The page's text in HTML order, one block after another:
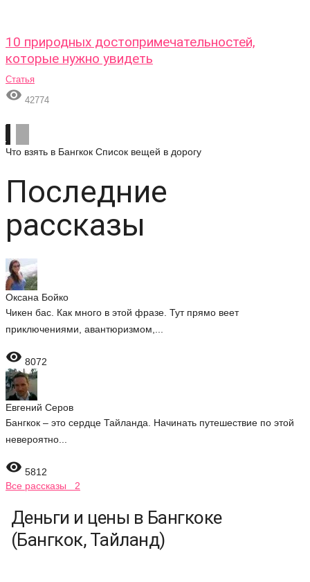
10 природных достопримечательностей,
которые нужно увидеть
Статья
 42774
Что взять в Бангкок Список вещей в дорогу
Последние
рассказы
Оксана Бойко
Чикен бас. Как много в этой фразе. Тут прямо веет
приключениями, авантюризмом,...
 8072
Евгений Серов
Бангкок – это сердце Тайланда. Начинать путешествие по этой
невероятно...
 5812
Все рассказы 2
Деньги и цены в Бангкоке
(Бангкок, Тайланд)